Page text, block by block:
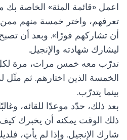
اعمل «قائمة المئة» الخاصة
تعرفهم، واختر خمسة منهم ممن
أن تشاركهم فورًا». وبعد أن
ليشارك شهادته والإنجيل.
تدرّب معه خمس مرات، مرة
الخمسة الذين اختارهم. ثم مثّل
بينما يتدرّب.
بعد ذلك، حدّد موعدًا للقائه،
ذلك الوقت يمكنه أن يخبرك
شارك الإنجيل. وإذا لم يأتِ،